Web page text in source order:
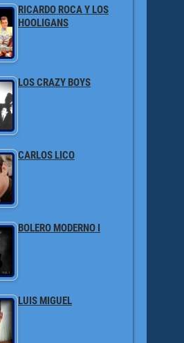
RICARDO ROCA Y LOS
HOOLIGANS
LOS CRAZY BOYS
CARLOS LICO
BOLERO MODERNO I
LUIS MIGUEL